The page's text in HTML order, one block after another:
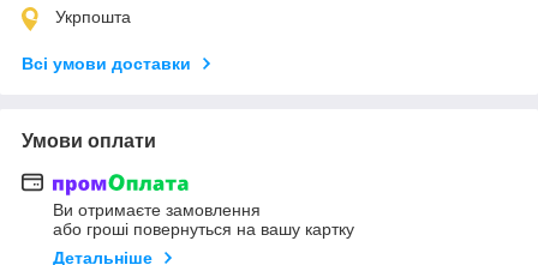
Укрпошта
Всі умови доставки
Умови оплати
Ви отримаєте замовлення
або гроші повернуться на вашу картку
Детальніше